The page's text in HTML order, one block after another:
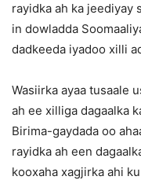
rayidka ah ka jeediyay
in dowladda
dadkeeda iyadoo xilli
Wasiirka ayaa tusaale
ah ee xilliga dagaalka
Birima-gaydada oo
rayidka ah een
kooxaha xagjirka ahi